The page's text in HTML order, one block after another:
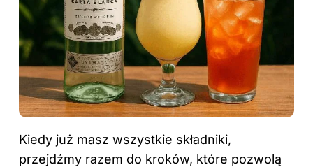
Kiedy już masz wszystkie składniki,
przejdźmy razem do kroków, które pozwolą